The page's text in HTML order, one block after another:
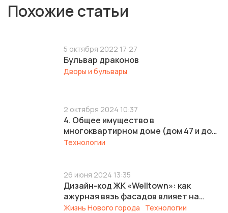
Похожие статьи
5 октября 2022 17:27
Бульвар драконов
Дворы и бульвары
2 октября 2024 10:37
4. Общее имущество в
многоквартирном доме (дом 47 и дом
47 корпус 2)
Технологии
26 июня 2024 13:35
Дизайн-код ЖК «Welltown»: как
ажурная вязь фасадов влияет на
безопасность микрорайона
Жизнь Нового города Технологии